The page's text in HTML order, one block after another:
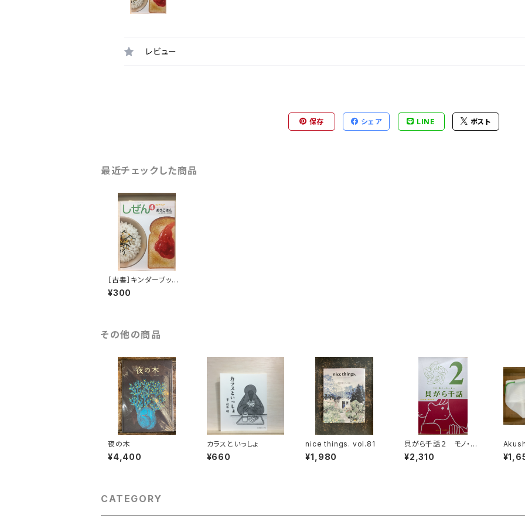
レビュー
保存 シェア LINE ポスト
最近チェックした商品
［古書］キンダーブッ
ク しぜん４ あさごは
ん
¥300
その他の商品
夜の木
¥4,400
カラスといっしょ
¥660
nice things. vol.81
¥1,980
貝がら千話２ モノ・ホ
ーミー
¥2,310
CATEGORY